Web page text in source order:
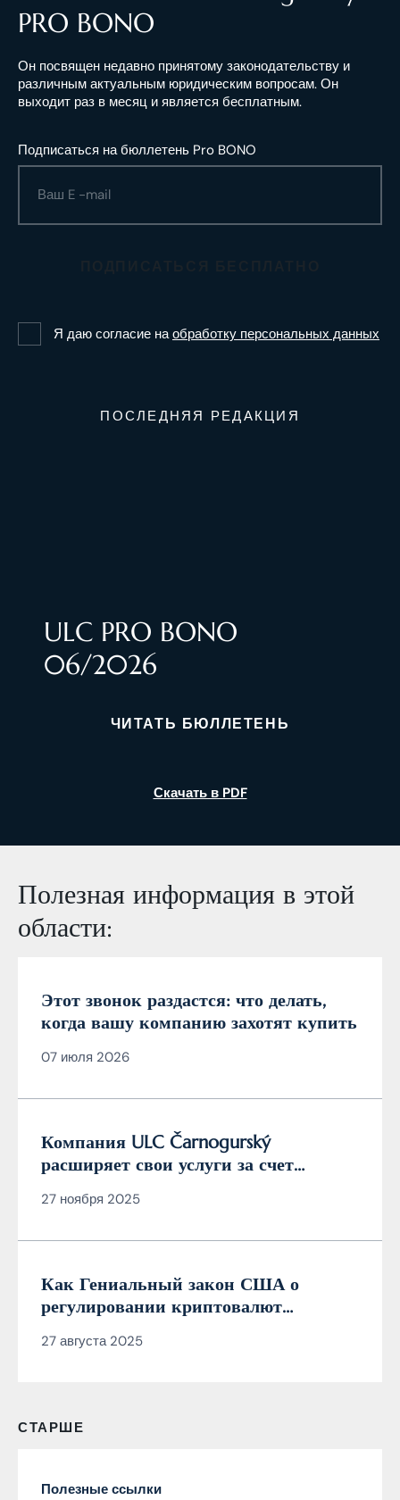
PRO BONO
Он посвящен недавно принятому законодательству и
различным актуальным юридическим вопросам. Он
выходит раз в месяц и является бесплатным.
Подписаться на бюллетень Pro BONO
Я даю согласие наобработку персональных данных
ПОСЛЕДНЯЯ РЕДАКЦИЯ
ULC PRO BONO
06/2026
ЧИТАТЬ БЮЛЛЕТЕНЬ
Скачать в PDF
Полезная информация в этой
области:
Этот звонок раздастся: что делать,
когда вашу компанию захотят купить
07 июля 2026
Компания ULC Čarnogurský
расширяет свои услуги за счет
менеджера по кибербезопасности
27 ноября 2025
Как Гениальный закон США о
регулировании криптовалют
нет)
27 августа 2025
СТАРШЕ
Полезные ссылки